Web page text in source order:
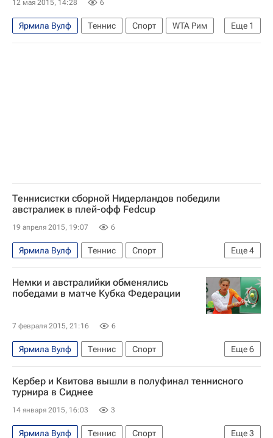
12 мая 2015, 14:28 6
Еще 1
Ярмила Вулф Теннис Спорт
WTA Рим
Мария Шарапова
Теннисистки сборной Нидерландов победили
австралиек в плей-офф Fedcup
19 апреля 2015, 19:07 6
Еще4
Ярмила Вулф Теннис
Спорт
Кубок Билли Джин Кинг (Кубок Федераций)
Сборная Австралии по теннису
Аранта Рус
Немки и австралийки обменялись
победами в матче Кубка Федерации
7 февраля 2015, 21:16 6
Еще6
Ярмила Вулф Теннис
Спорт
Кубок Билли Джин Кинг (Кубок Федераций)
Сборная Австралии по теннису
Сборная Германии по теннису
Андреа Петкович
Саманта Стосур
Кербер и Квитова вышли в полуфинал теннисного
турнира в Сиднее
14 января 2015, 16:03 3
Еще3
Ярмила Вулф Теннис Спорт